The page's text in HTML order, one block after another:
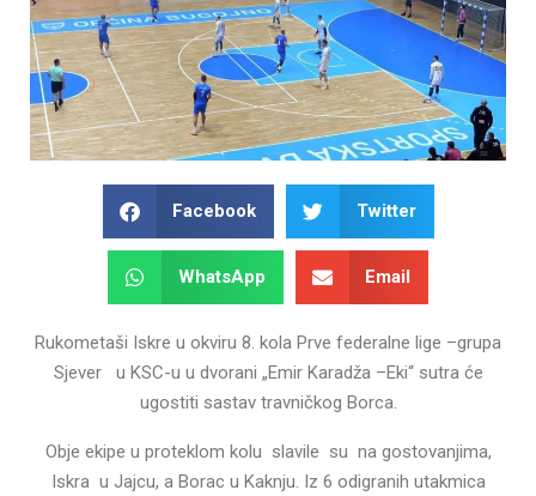
Facebook Twitter
WhatsApp Email
Rukometaši Iskre u okviru 8. kola Prve federalne lige –grupa
Sjever u KSC-u u dvorani „Emir Karadža –Eki“ sutra će
ugostiti sastav travničkog Borca.
Obje ekipe u proteklom kolu slavile su na gostovanjima,
Iskra u Jajcu, a Borac u Kaknju. Iz 6 odigranih utakmica